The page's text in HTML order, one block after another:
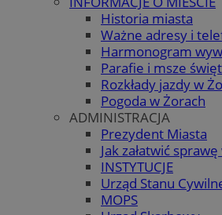
Historia miasta
Ważne adresy i
Harmonogram
Parafie i msze
Rozkłady jazdy w
Pogoda w Żorach
ADMINISTRACJA
Prezydent Miasta
Jak załatwić
INSTYTUCJE
Urząd Stanu
MOPS